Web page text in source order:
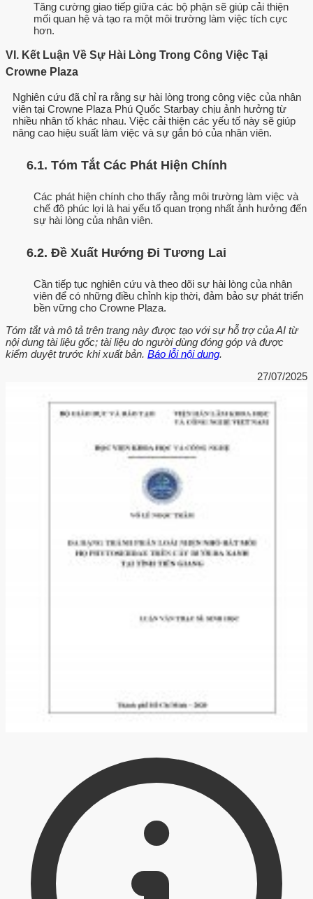
Tăng cường giao tiếp giữa các bộ phận sẽ giúp cải thiện
mối quan hệ và tạo ra một môi trường làm việc tích cực
hơn.
VI. Kết Luận Về Sự Hài Lòng Trong Công Việc Tại
Crowne Plaza
Nghiên cứu đã chỉ ra rằng sự hài lòng trong công việc của nhân
viên tại Crowne Plaza Phú Quốc Starbay chịu ảnh hưởng từ
nhiều nhân tố khác nhau. Việc cải thiện các yếu tố này sẽ giúp
nâng cao hiệu suất làm việc và sự gắn bó của nhân viên.
6.1. Tóm Tắt Các Phát Hiện Chính
Các phát hiện chính cho thấy rằng môi trường làm việc và
chế độ phúc lợi là hai yếu tố quan trọng nhất ảnh hưởng đến
sự hài lòng của nhân viên.
6.2. Đề Xuất Hướng Đi Tương Lai
Cần tiếp tục nghiên cứu và theo dõi sự hài lòng của nhân
viên để có những điều chỉnh kịp thời, đảm bảo sự phát triển
bền vững cho Crowne Plaza.
Tóm tắt và mô tả trên trang này được tạo với sự hỗ trợ của AI từ
nội dung tài liệu gốc; tài liệu do người dùng đóng góp và được
kiểm duyệt trước khi xuất bản. Báo lỗi nội dung.
27/07/2025